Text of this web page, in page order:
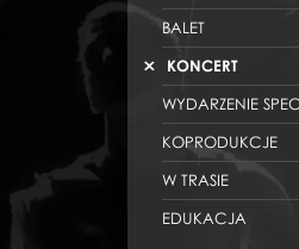
BALET
KONCERT
WYDARZENIE
KOPRODUKCJE
W TRASIE
EDUKACJA